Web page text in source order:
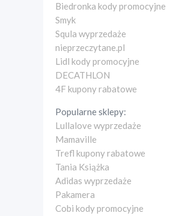
Biedronka kody promocyjne
Smyk
Squla wyprzedaże
nieprzeczytane.pl
Lidl kody promocyjne
DECATHLON
4F kupony rabatowe
Popularne sklepy:
Lullalove wyprzedaże
Mamaville
Trefl kupony rabatowe
Tania Książka
Adidas wyprzedaże
Pakamera
Cobi kody promocyjne